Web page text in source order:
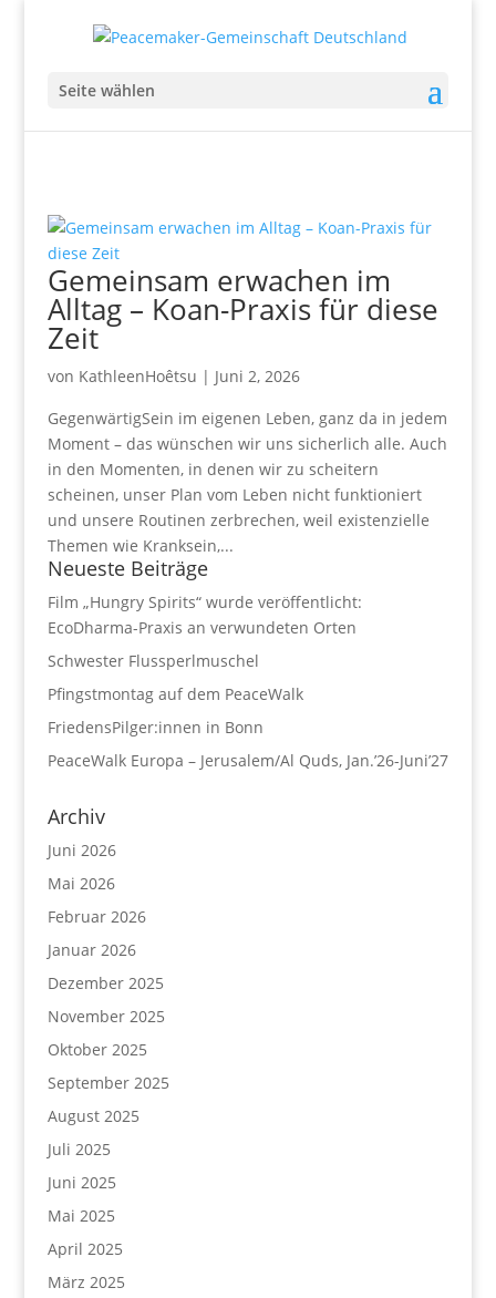
Seite wählen
Gemeinsam erwachen im
Alltag – Koan-Praxis für diese
Zeit
von KathleenHoêtsu | Juni 2, 2026
GegenwärtigSein im eigenen Leben, ganz da in jedem
Moment – das wünschen wir uns sicherlich alle. Auch
in den Momenten, in denen wir zu scheitern
scheinen, unser Plan vom Leben nicht funktioniert
und unsere Routinen zerbrechen, weil existenzielle
Themen wie Kranksein,...
Neueste Beiträge
Film „Hungry Spirits“ wurde veröffentlicht:
EcoDharma-Praxis an verwundeten Orten
Schwester Flussperlmuschel
Pfingstmontag auf dem PeaceWalk
FriedensPilger:innen in Bonn
PeaceWalk Europa – Jerusalem/Al Quds, Jan.’26-Juni’27
Archiv
Juni 2026
Mai 2026
Februar 2026
Januar 2026
Dezember 2025
November 2025
Oktober 2025
September 2025
August 2025
Juli 2025
Juni 2025
Mai 2025
April 2025
März 2025